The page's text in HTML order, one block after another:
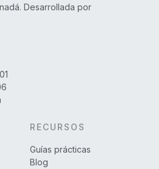
Desarrollada por
RECURSOS
Guías prácticas
Blog